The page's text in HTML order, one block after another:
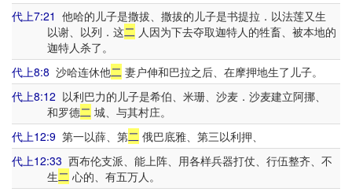
代上7:21 他哈的儿子是撒拔、撒拔的儿子是书提拉．以法莲又生
以谢、以列．这二人因为下去夺取迦特人的牲畜、被本地的
迦特人杀了。
代上8:8 沙哈连休他二 妻户伸和巴拉之后、在摩押地生了儿子。
代上8:12 以利巴力的儿子是希伯、米珊、沙麦．沙麦建立阿挪、
和罗德二城、与其村庄。
代上12:9 第一以薛、第二 俄巴底雅、第三以利押、
代上12:33 西布伦支派、能上阵、用各样兵器打仗、行伍整齐、不
生二心的、有五万人。